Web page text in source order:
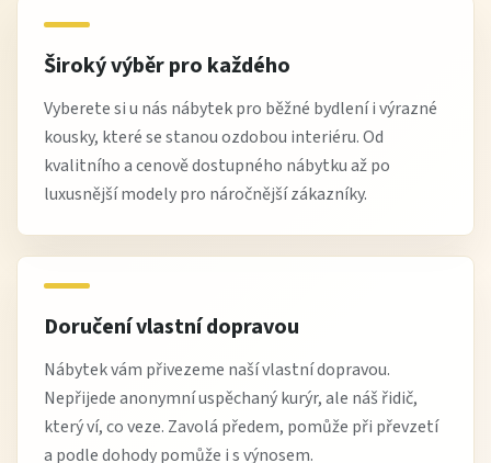
Široký výběr pro každého
Vyberete si u nás nábytek pro běžné bydlení i výrazné
kousky, které se stanou ozdobou interiéru. Od
kvalitního a cenově dostupného nábytku až po
luxusnější modely pro náročnější zákazníky.
Doručení vlastní dopravou
Nábytek vám přivezeme naší vlastní dopravou.
Nepřijede anonymní uspěchaný kurýr, ale náš řidič,
který ví, co veze. Zavolá předem, pomůže při převzetí
a podle dohody pomůže i s výnosem.